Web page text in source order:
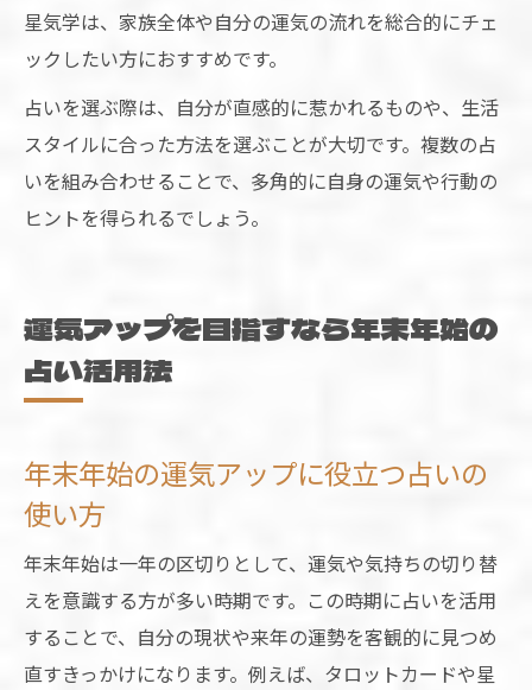
星気学は、家族全体や自分の運気の流れを総合的にチェ
ックしたい方におすすめです。
占いを選ぶ際は、自分が直感的に惹かれるものや、生活
スタイルに合った方法を選ぶことが大切です。複数の占
いを組み合わせることで、多角的に自身の運気や行動の
ヒントを得られるでしょう。
運気アップを目指すなら年末年始の
占い活用法
年末年始の運気アップに役立つ占いの
使い方
年末年始は一年の区切りとして、運気や気持ちの切り替
えを意識する方が多い時期です。この時期に占いを活用
することで、自分の現状や来年の運勢を客観的に見つめ
直すきっかけになります。例えば、タロットカードや星